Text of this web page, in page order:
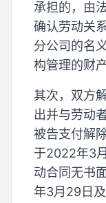
承担的，由
确认劳动关
分公司的名
构管理的财
其次，双方
出并与劳动
被告支付解
于2022年3
动合同无书
年3月29日